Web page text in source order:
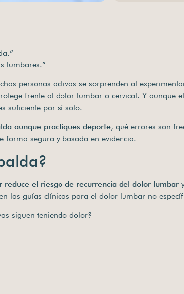
lumbares.”
personas activas se sorprenden al
frente al dolor lumbar o cervical. Y aunque
suficiente por sí solo.
aunque practiques deporte, qué errores son
forma segura y basada en evidencia.
reduce el riesgo de recurrencia del dolor lumbar
las guías clínicas para el dolor lumbar no
siguen teniendo dolor?